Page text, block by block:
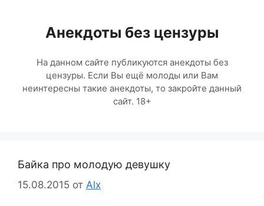
содержимомуАнекдоты без цензуры
На данном сайте публикуются анекдоты без
цензуры. Если Вы ещё молоды или Вам
неинтересны такие анекдоты, то закройте данный
сайт. 18+
Байка про молодую девушку
15.08.2015 от Alx